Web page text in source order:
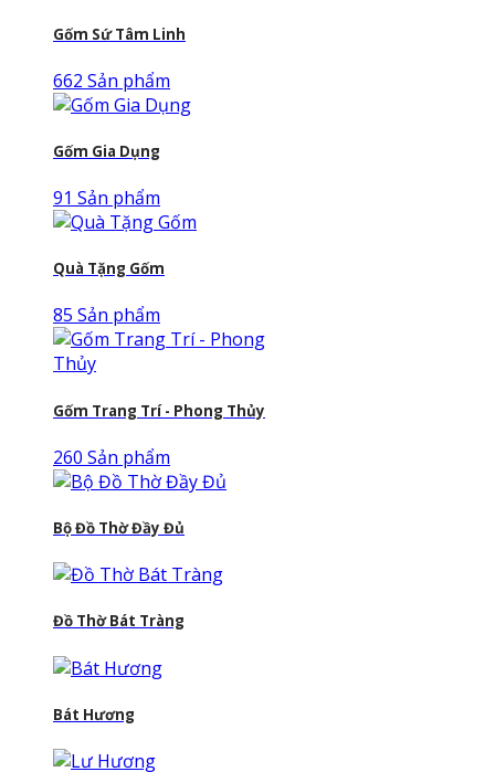
Gốm Sứ Tâm Linh
662 Sản phẩm
Gốm Gia Dụng
91 Sản phẩm
Quà Tặng Gốm
85 Sản phẩm
Gốm Trang Trí - Phong Thủy
260 Sản phẩm
Bộ Đồ Thờ Đầy Đủ
Đồ Thờ Bát Tràng
Bát Hương